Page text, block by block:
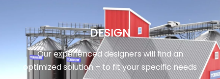
DESIGN
Our experienced designers will find an
optimized solution – to fit your specific needs